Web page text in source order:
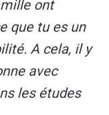
ont
que tu es un
A cela, il y
avec
les études